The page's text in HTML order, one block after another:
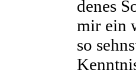
denes
mir ein
so